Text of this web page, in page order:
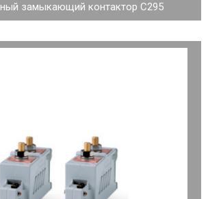
замыкающий контактор C295